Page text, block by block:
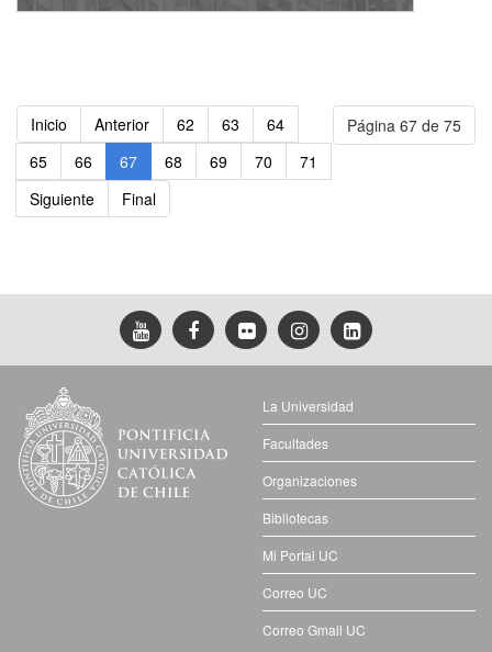
Página 67 de 75
Inicio Anterior 62 63
64
65
66 67 68 69 70
71
Siguiente
Final
La Universidad
Facultades
Organizaciones
Bibliotecas
Mi Portal UC
Correo UC
Correo Gmail UC